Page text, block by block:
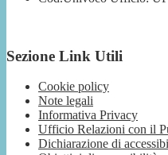
Sezione Link Utili
Cookie policy
Note legali
Informativa Privacy
Ufficio Relazioni con il
Dichiarazione di